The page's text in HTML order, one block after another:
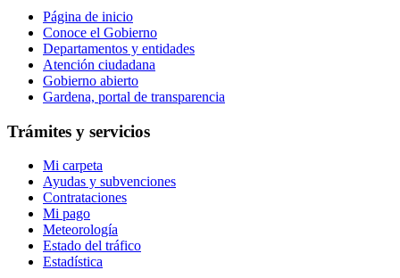
Página de inicio
Conoce el Gobierno
Departamentos y entidades
Atención ciudadana
Gobierno abierto
Gardena, portal de transparencia
Trámites y servicios
Mi carpeta
Ayudas y subvenciones
Contrataciones
Mi pago
Meteorología
Estado del tráfico
Estadística